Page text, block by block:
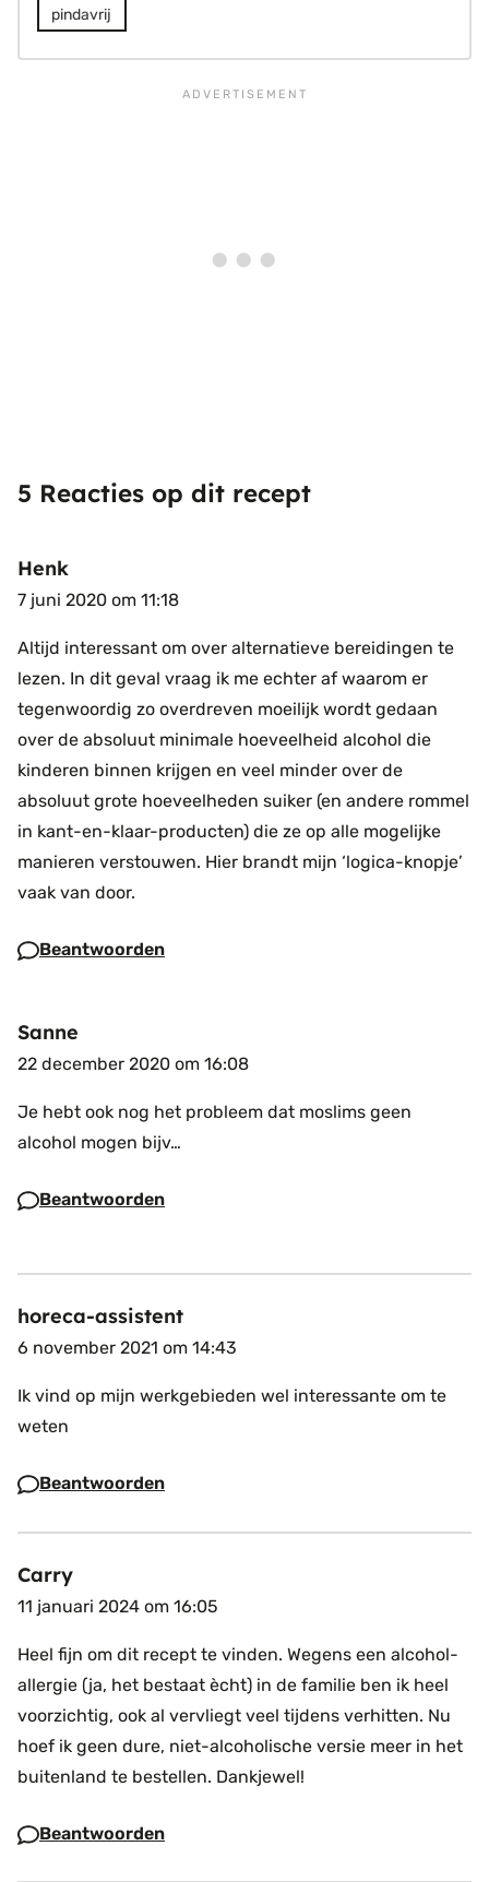
pindavrij
5 Reacties op dit recept
Henk
7 juni 2020 om 11:18
Altijd interessant om over alternatieve bereidingen te
lezen. In dit geval vraag ik me echter af waarom er
tegenwoordig zo overdreven moeilijk wordt gedaan
over de absoluut minimale hoeveelheid alcohol die
kinderen binnen krijgen en veel minder over de
absoluut grote hoeveelheden suiker (en andere rommel
in kant-en-klaar-producten) die ze op alle mogelijke
manieren verstouwen. Hier brandt mijn ‘logica-knopje’
vaak van door.
Beantwoorden
Sanne
22 december 2020 om 16:08
Je hebt ook nog het probleem dat moslims geen
alcohol mogen bijv…
Beantwoorden
horeca-assistent
6 november 2021 om 14:43
Ik vind op mijn werkgebieden wel interessante om te
weten
Beantwoorden
Carry
11 januari 2024 om 16:05
Heel fijn om dit recept te vinden. Wegens een alcohol-
allergie (ja, het bestaat ècht) in de familie ben ik heel
voorzichtig, ook al vervliegt veel tijdens verhitten. Nu
hoef ik geen dure, niet-alcoholische versie meer in het
buitenland te bestellen. Dankjewel!
Beantwoorden